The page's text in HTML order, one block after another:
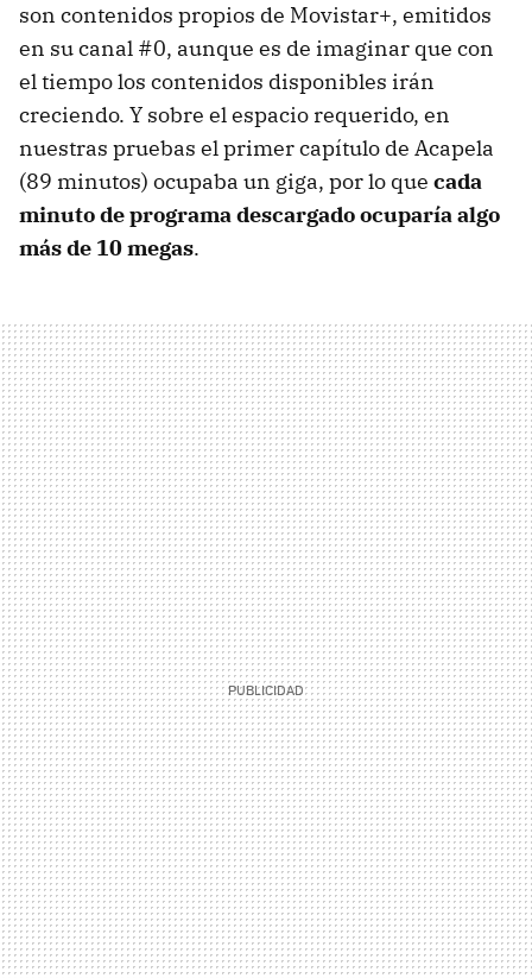
son contenidos propios de Movistar+, emitidos
en su canal #0, aunque es de imaginar que con
el tiempo los contenidos disponibles irán
creciendo. Y sobre el espacio requerido, en
nuestras pruebas el primer capítulo de Acapela
(89 minutos) ocupaba un giga, por lo que cada
minuto de programa descargado ocuparía algo
más de 10 megas.